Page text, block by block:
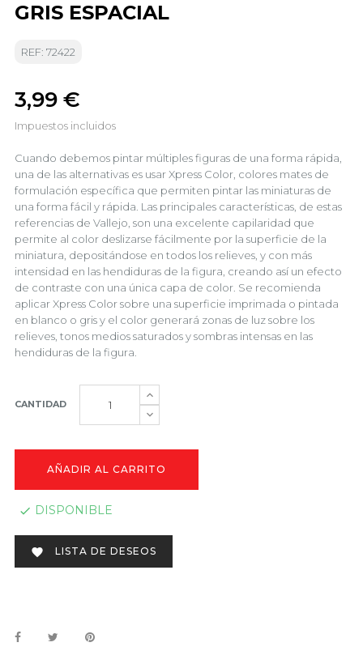
GRIS ESPACIAL
REF: 72422
3,99 €
Impuestos incluidos
Cuando debemos pintar múltiples figuras de una forma rápida,
una de las alternativas es usar Xpress Color, colores mates de
formulación específica que permiten pintar las miniaturas de
una forma fácil y rápida. Las principales características, de estas
referencias de Vallejo, son una excelente capilaridad que
permite al color deslizarse fácilmente por la superficie de la
miniatura, depositándose en todos los relieves, y con más
intensidad en las hendiduras de la figura, creando así un efecto
de contraste con una única capa de color. Se recomienda
aplicar Xpress Color sobre una superficie imprimada o pintada
en blanco o gris y el color generará zonas de luz sobre los
relieves, tonos medios saturados y sombras intensas en las
hendiduras de la figura.
CANTIDAD
AÑADIR AL CARRITO
 DISPONIBLE
 LISTA DE DESEOS